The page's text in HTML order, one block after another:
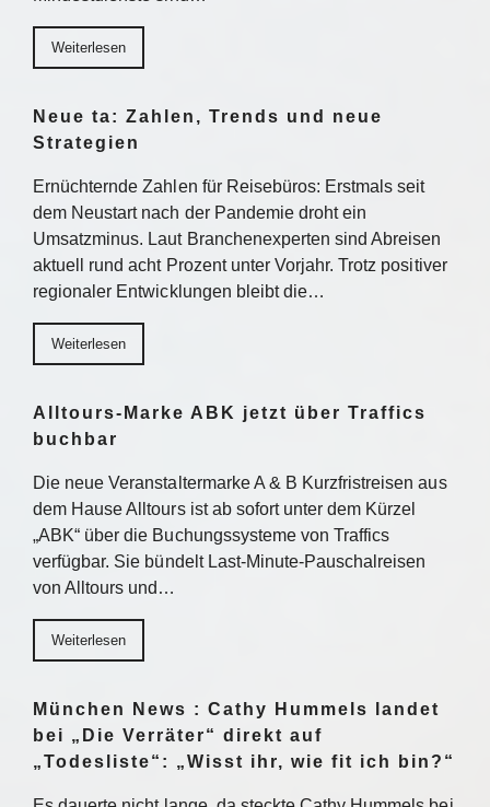
Weiterlesen
Neue ta: Zahlen, Trends und neue
Strategien
Ernüchternde Zahlen für Reisebüros: Erstmals seit
dem Neustart nach der Pandemie droht ein
Umsatzminus. Laut Branchenexperten sind Abreisen
aktuell rund acht Prozent unter Vorjahr. Trotz positiver
regionaler Entwicklungen bleibt die…
Weiterlesen
Alltours-Marke ABK jetzt über Traffics
buchbar
Die neue Veranstaltermarke A & B Kurzfristreisen aus
dem Hause Alltours ist ab sofort unter dem Kürzel
„ABK“ über die Buchungssysteme von Traffics
verfügbar. Sie bündelt Last-Minute-Pauschalreisen
von Alltours und…
Weiterlesen
München News : Cathy Hummels landet
bei „Die Verräter“ direkt auf
„Todesliste“: „Wisst ihr, wie fit ich bin?“